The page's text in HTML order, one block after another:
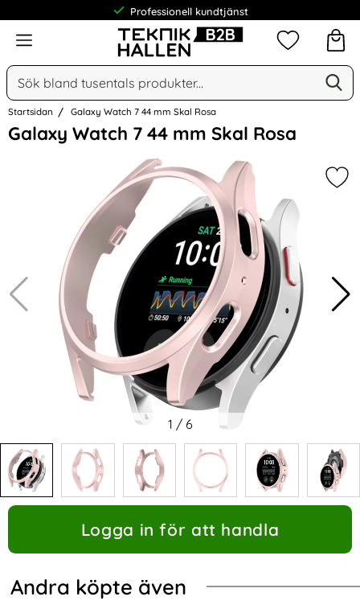
Professionell kundtjänst
Meny
Sök
Sök på Narse Group AB
Mina
Startsidan Galaxy Watch 7 44 mm Skal Rosa
Galaxy Watch 7 44 mm Skal Rosa
Hoppa
1 / 6
Logga in för att handla
Andra köpte även